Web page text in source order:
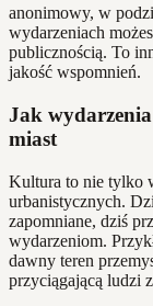
anonimowy, w
wydarzeniach
publicznością. To
jakość wspomnień.
Jak
miast
Kultura to nie tylko
urbanistycznych.
zapomniane, dziś
wydarzeniom.
dawny teren
przyciągającą ludzi